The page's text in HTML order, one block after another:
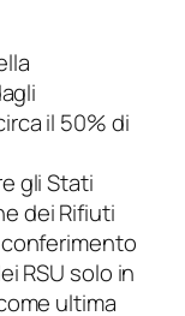
il 50% di
gli Stati
dei Rifiuti
RSU solo in
ultima